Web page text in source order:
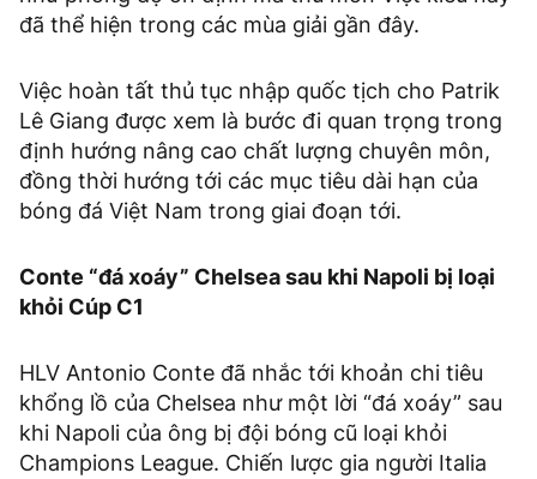
đã thể hiện trong các mùa giải gần đây.
Việc hoàn tất thủ tục nhập quốc tịch cho Patrik
Lê Giang được xem là bước đi quan trọng trong
định hướng nâng cao chất lượng chuyên môn,
đồng thời hướng tới các mục tiêu dài hạn của
bóng đá Việt Nam trong giai đoạn tới.
Conte “đá xoáy” Chelsea sau khi Napoli bị loại
khỏi Cúp C1
HLV Antonio Conte đã nhắc tới khoản chi tiêu
khổng lồ của Chelsea như một lời “đá xoáy” sau
khi Napoli của ông bị đội bóng cũ loại khỏi
Champions League. Chiến lược gia người Italia